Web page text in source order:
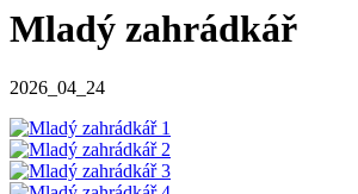
Mladý zahrádkář
2026_04_24